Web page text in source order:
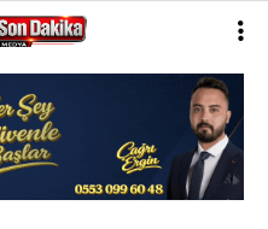
21.3
YAZARLAR